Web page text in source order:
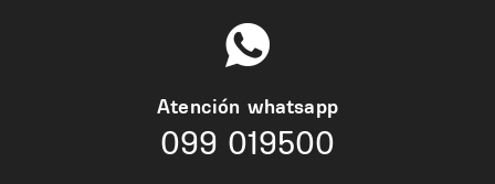
Atención whatsapp
099 019500